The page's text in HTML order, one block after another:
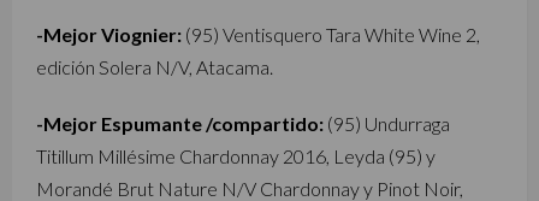
-Mejor Viognier: (95) Ventisquero Tara White Wine 2,
edición Solera N/V, Atacama.
-Mejor Espumante /compartido: (95) Undurraga
Titillum Millésime Chardonnay 2016, Leyda (95) y
Morandé Brut Nature N/V Chardonnay y Pinot Noir,